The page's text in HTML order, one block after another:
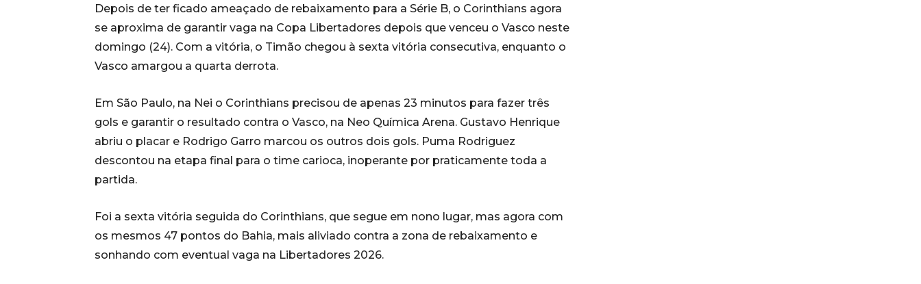
Depois de ter ficado ameaçado de rebaixamento para a Série B, o Corinthians agora
se aproxima de garantir vaga na Copa Libertadores depois que venceu o Vasco neste
domingo (24). Com a vitória, o Timão chegou à sexta vitória consecutiva, enquanto o
Vasco amargou a quarta derrota.
Em São Paulo, na Nei o Corinthians precisou de apenas 23 minutos para fazer três
gols e garantir o resultado contra o Vasco, na Neo Química Arena. Gustavo Henrique
abriu o placar e Rodrigo Garro marcou os outros dois gols. Puma Rodriguez
descontou na etapa final para o time carioca, inoperante por praticamente toda a
partida.
Foi a sexta vitória seguida do Corinthians, que segue em nono lugar, mas agora com
os mesmos 47 pontos do Bahia, mais aliviado contra a zona de rebaixamento e
sonhando com eventual vaga na Libertadores 2026.